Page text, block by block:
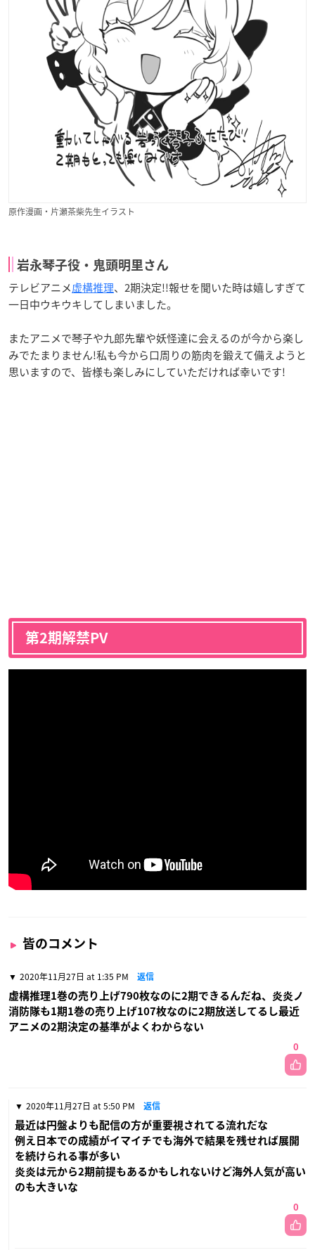
原作漫画・片瀬茶柴先生イラスト
岩永琴子役・鬼頭明里さん
テレビアニメ虚構推理、2期決定!!報せを聞いた時は嬉しすぎて
一日中ウキウキしてしまいました。
またアニメで琴子や九郎先輩や妖怪達に会えるのが今から楽し
みでたまりません!私も今から口周りの筋肉を鍛えて備えようと
思いますので、皆様も楽しみにしていただければ幸いです!
第2期解禁PV
皆のコメント
2020年11月27日 at 1:35 PM 返信
虚構推理1巻の売り上げ790枚なのに2期できるんだね、炎炎ノ
消防隊も1期1巻の売り上げ107枚なのに2期放送してるし最近
アニメの2期決定の基準がよくわからない
0
2020年11月27日 at 5:50 PM 返信
最近は円盤よりも配信の方が重要視されてる流れだな
例え日本での成績がイマイチでも海外で結果を残せれば展開
を続けられる事が多い
炎炎は元から2期前提もあるかもしれないけど海外人気が高い
のも大きいな
0